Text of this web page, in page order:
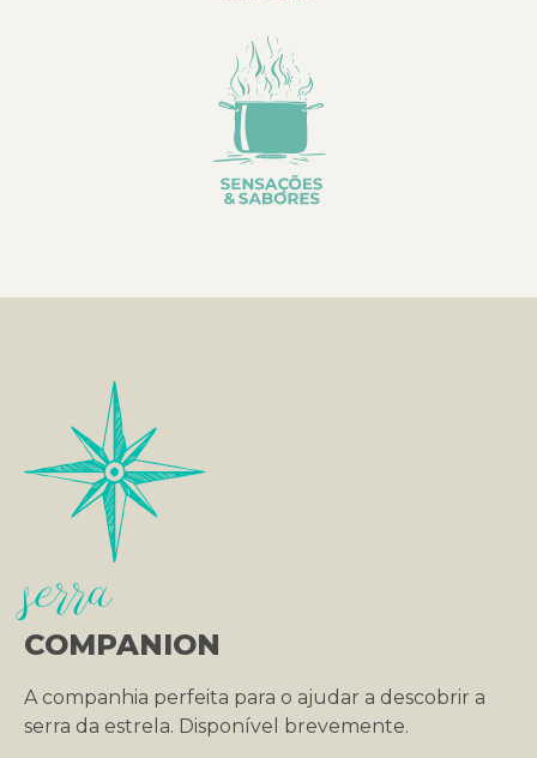
serra
COMPANION
A companhia perfeita para o ajudar a descobrir a
serra da estrela. Disponível brevemente.